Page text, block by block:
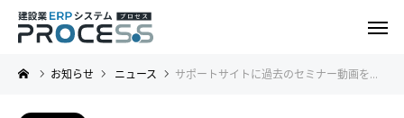
お知らせ ニュース サポートサイトに過去のセミナー動画を公開しました